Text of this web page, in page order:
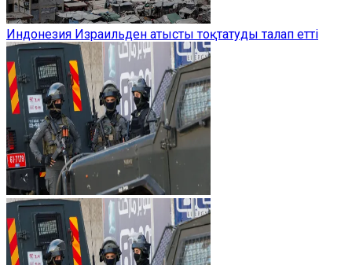
Индонезия Израильден атысты тоқтатуды талап етті